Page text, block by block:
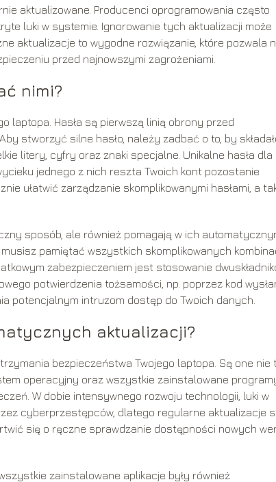
aktualizowane. Producenci oprogramowania często
luki w systemie. Ignorowanie tych aktualizacji może
aktualizacje to wygodne rozwiązanie, które pozwala
przed najnowszymi zagrożeniami.
nimi?
laptopa. Hasła są pierwszą linią obrony przed
stworzyć silne hasło, należy zadbać o to, by
litery, cyfry oraz znaki specjalne. Unikalne hasła dla
jednego z nich reszta Twoich kont pozostanie
ułatwić zarządzanie skomplikowanymi hasłami, a
sposób, ale również pomagają w ich
pamiętać wszystkich skomplikowanych
zabezpieczeniem jest stosowanie
potwierdzenia tożsamości, np. poprzez kod
potencjalnym intruzom dostęp do Twoich danych.
aktualizacji?
bezpieczeństwa Twojego laptopa. Są one nie
operacyjny oraz wszystkie zainstalowane
W dobie intensywnego rozwoju technologii, luki w
cyberprzestępców, dlatego regularne aktualizacje
się o ręczne sprawdzanie dostępności nowych
zainstalowane aplikacje były również